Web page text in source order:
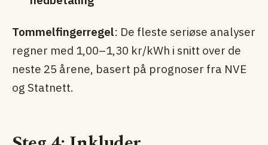
Tommelfingerregel: De fleste seriøse analyser
regner med 1,00–1,30 kr/kWh i snitt over de
neste 25 årene, basert på prognoser fra NVE
og Statnett.